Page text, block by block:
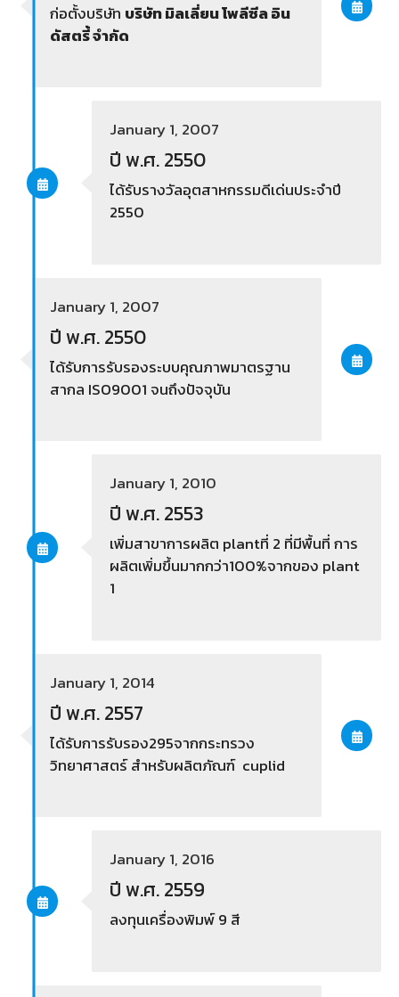
ก่อตั้งบริษัท บริษัท มิลเลี่ยน โพลีซีล อิน
ดัสตรี้ จำกัด
January 1, 2007
ปี พ.ศ. 2550
ได้รับรางวัลอุตสาหกรรมดีเด่นประจำปี
2550
January 1, 2007
ปี พ.ศ. 2550
ได้รับการรับรองระบบคุณภาพมาตรฐาน
สากล ISO9001 จนถึงปัจจุบัน
January 1, 2010
ปี พ.ศ. 2553
เพิ่มสาขาการผลิต plantที่ 2 ที่มีพื้นที่ การ
ผลิตเพิ่มขึ้นมากกว่า100%จากของ plant
1
January 1, 2014
ปี พ.ศ. 2557
ได้รับการรับรอง295จากกระทรวง
วิทยาศาสตร์ สำหรับผลิตภัณฑ์ cuplid
January 1, 2016
ปี พ.ศ. 2559
ลงทุนเครื่องพิมพ์ 9 สี